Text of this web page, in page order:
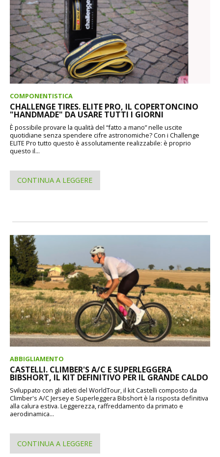
COMPONENTISTICA
CHALLENGE TIRES. ELITE PRO, IL COPERTONCINO
"HANDMADE" DA USARE TUTTI I GIORNI
È possibile provare la qualità del “fatto a mano” nelle uscite
quotidiane senza spendere cifre astronomiche? Con i Challenge
ELITE Pro tutto questo è assolutamente realizzabile: è proprio
questo il...
CONTINUA A LEGGERE
ABBIGLIAMENTO
CASTELLI. CLIMBER'S A/C E SUPERLEGGERA
BIBSHORT, IL KIT DEFINITIVO PER IL GRANDE CALDO
Sviluppato con gli atleti del WorldTour, il kit Castelli composto da
Climber's A/C Jersey e Superleggera Bibshort è la risposta definitiva
alla calura estiva. Leggerezza, raffreddamento da primato e
aerodinamica...
CONTINUA A LEGGERE